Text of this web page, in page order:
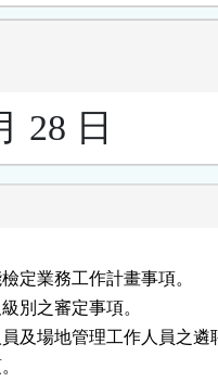
28 日
定業務工作計畫事項。
別之審定事項。
及場地管理工作人員之遴